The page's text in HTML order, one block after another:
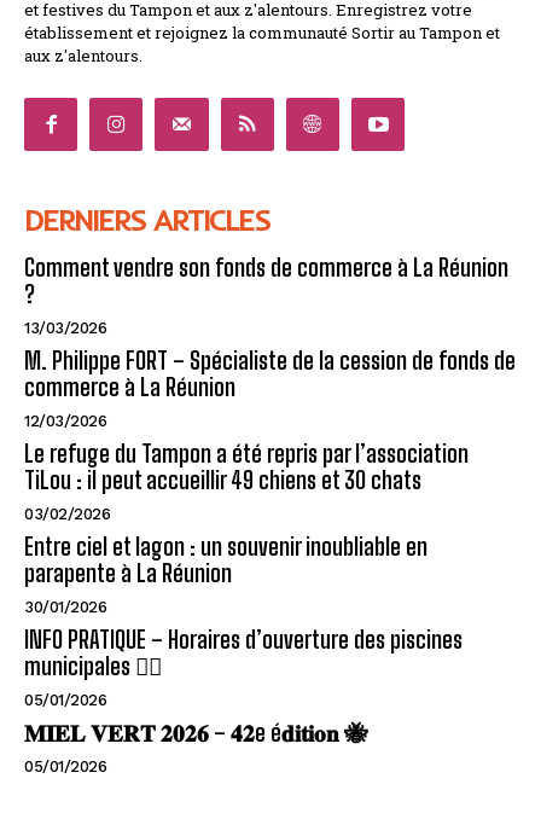
et festives du Tampon et aux z'alentours. Enregistrez votre
établissement et rejoignez la communauté Sortir au Tampon et
aux z'alentours.
DERNIERS ARTICLES
Comment vendre son fonds de commerce à La Réunion
?
13/03/2026
M. Philippe FORT – Spécialiste de la cession de fonds de
commerce à La Réunion
12/03/2026
Le refuge du Tampon a été repris par l’association
TiLou : il peut accueillir 49 chiens et 30 chats
03/02/2026
Entre ciel et lagon : un souvenir inoubliable en
parapente à La Réunion
30/01/2026
INFO PRATIQUE – Horaires d’ouverture des piscines
municipales 🏊‍♂️
05/01/2026
𝐌𝐈𝐄𝐋 𝐕𝐄𝐑𝐓 𝟐𝟎𝟐𝟔 – 𝟒𝟐e é𝐝𝐢𝐭𝐢𝐨𝐧 🐝
05/01/2026